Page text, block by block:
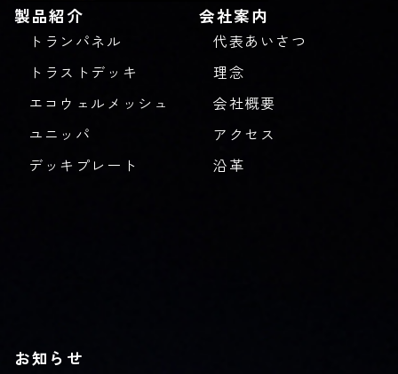
製品紹介
トランパネル
トラストデッキ
エコウェルメッシュ
ユニッパ
デッキプレート
会社案内
代表あいさつ
理念
会社概要
アクセス
沿革
お知らせ